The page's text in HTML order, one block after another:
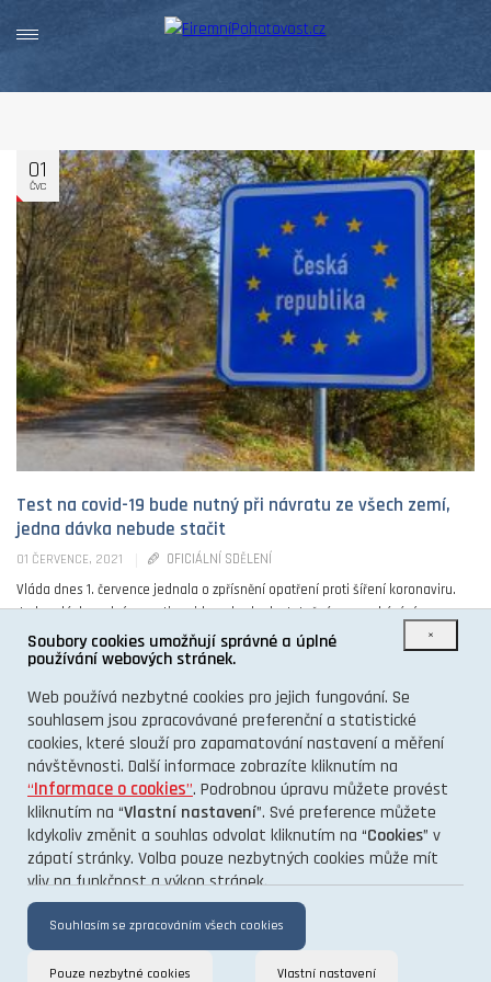
01
ČVC
Test na covid-19 bude nutný při návratu ze všech zemí,
jedna dávka nebude stačit
01 ČERVENCE, 2021
OFICIÁLNÍ SDĚLENÍ
Vláda dnes 1. července jednala o zpřísnění opatření proti šíření koronaviru.
Jedna dávka vakcíny proti covidu nebude dostatečná pro prokázání
bezinfekčnosti. Za bezinfekčního bude člověk ...
0
O PROJEKTU
KONTAKT
×
Soubory cookies umožňují správné a úplné
používání webových stránek.
Web používá nezbytné cookies pro jejich fungování. Se
souhlasem jsou zpracovávané preferenční a statistické
cookies, které slouží pro zapamatování nastavení a měření
návštěvnosti. Další informace zobrazíte kliknutím na
“Informace o cookies”. Podrobnou úpravu můžete provést
kliknutím na “Vlastní nastavení”. Své preference můžete
kdykoliv změnit a souhlas odvolat kliknutím na “Cookies” v
zápatí stránky. Volba pouze nezbytných cookies může mít
vliv na funkčnost a výkon stránek.
Souhlasím se zpracováním všech cookies
Pouze nezbytné cookies Vlastní nastavení